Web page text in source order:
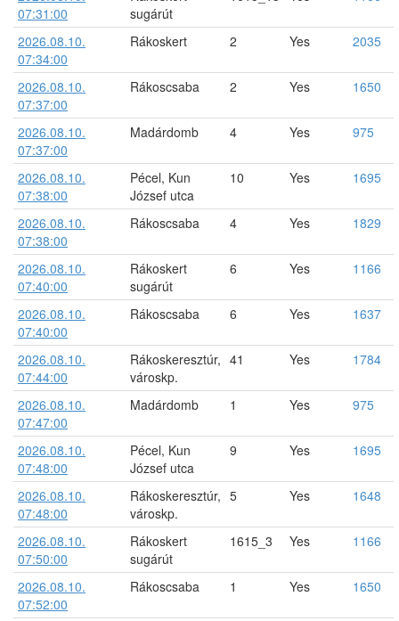
07:31:00
sugárút
2026.08.10.
07:34:00
Rákoskert 2 Yes 2035
2026.08.10.
07:37:00
Rákoscsaba 2 Yes 1650
2026.08.10.
07:37:00
Madárdomb 4 Yes 975
2026.08.10.
07:38:00
Pécel, Kun
József utca
10 Yes 1695
2026.08.10.
07:38:00
Rákoscsaba 4 Yes 1829
2026.08.10.
07:40:00
Rákoskert
sugárút
6 Yes 1166
2026.08.10.
07:40:00
Rákoscsaba 6 Yes 1637
2026.08.10.
07:44:00
Rákoskeresztúr,
városkp.
41 Yes 1784
2026.08.10.
07:47:00
Madárdomb 1 Yes 975
2026.08.10.
07:48:00
Pécel, Kun
József utca
9 Yes 1695
2026.08.10.
07:48:00
Rákoskeresztúr,
városkp.
5 Yes 1648
2026.08.10.
07:50:00
Rákoskert
sugárút
1615_3 Yes 1166
2026.08.10.
07:52:00
Rákoscsaba 1 Yes 1650